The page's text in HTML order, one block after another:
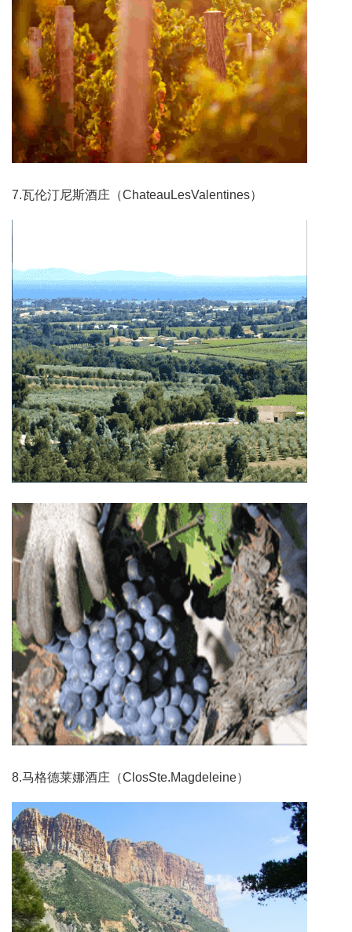
7.瓦伦汀尼斯酒庄（ChateauLesValentines）
8.马格德莱娜酒庄（ClosSte.Magdeleine）